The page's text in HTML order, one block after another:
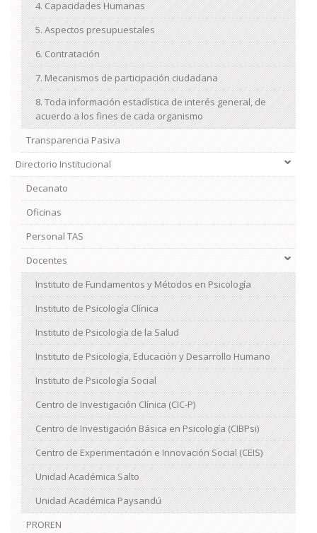
4. Capacidades Humanas
5. Aspectos presupuestales
6. Contratación
7. Mecanismos de participación ciudadana
8. Toda información estadística de interés general, de
acuerdo a los fines de cada organismo
Transparencia Pasiva
Directorio Institucional
Decanato
Oficinas
Personal TAS
Docentes
Instituto de Fundamentos y Métodos en Psicología
Instituto de Psicología Clínica
Instituto de Psicología de la Salud
Instituto de Psicología, Educación y Desarrollo Humano
Instituto de Psicología Social
Centro de Investigación Clínica (CIC-P)
Centro de Investigación Básica en Psicología (CIBPsi)
Centro de Experimentación e Innovación Social (CEIS)
Unidad Académica Salto
Unidad Académica Paysandú
PROREN